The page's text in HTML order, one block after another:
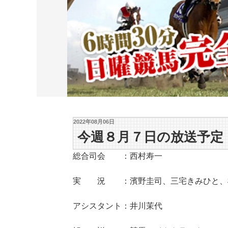
2022年08月06日
今週８月７日の放送予定
総合司会 ：西村寿一
実 況 ：濱野圭司、三宅きみひと、
アシスタント：井川茉代